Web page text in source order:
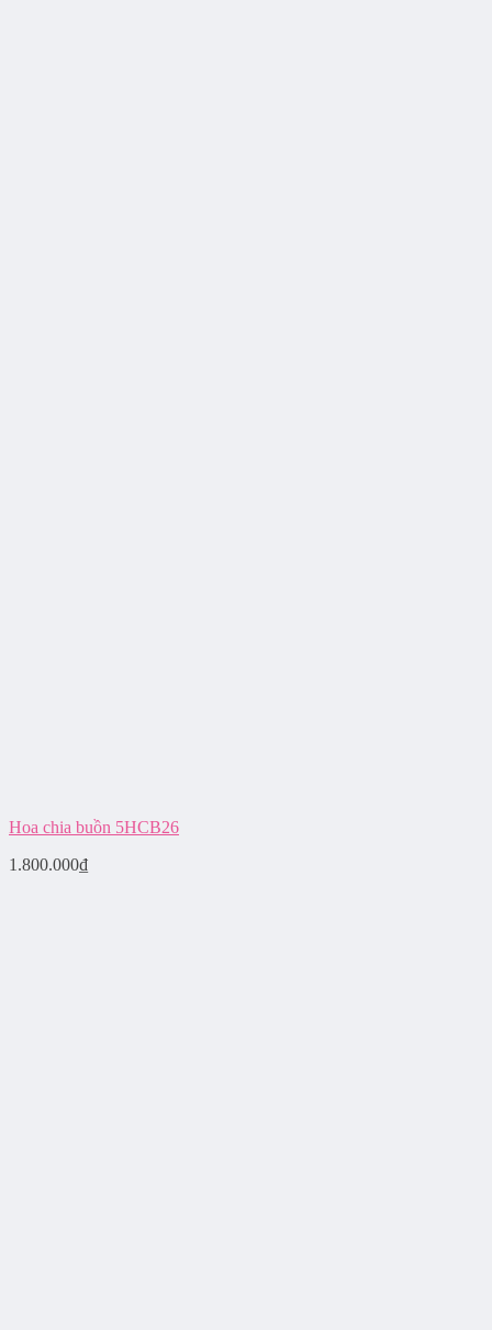
Hoa chia buồn 5HCB26
1.800.000₫